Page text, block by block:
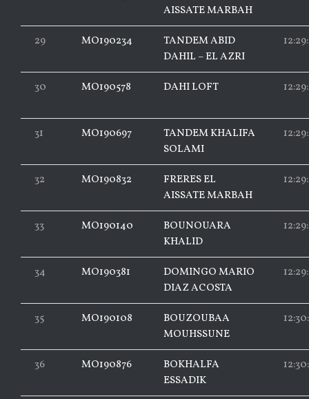
AISSATE MARBAH
29 MO190234
TANDEM ABID
DAHIL – EL AZRI
30 MO190578 DAHI LOFT
31 MO190697
TANDEM KHALIFA
SOLAMI
32 MO190832
FRERES EL
AISSATE MARBAH
33 MO190140
BOUNOUARA
KHALID
34 MO190381
DOMINGO MARIO
DIAZ ACOSTA
35 MO190108
BOUZOUBAA
MOUHSSUNE
36 MO190876
BOKHALFA
ESSADIK